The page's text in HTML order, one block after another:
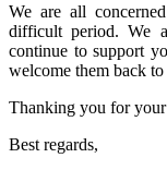
We are all
difficult period. We
continue to support
welcome them back
Thanking you for
Best regards,